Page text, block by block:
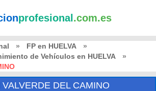
profesional .com.es
» FP en HUELVA
»
de Vehículos en HUELVA
»
DEL CAMINO